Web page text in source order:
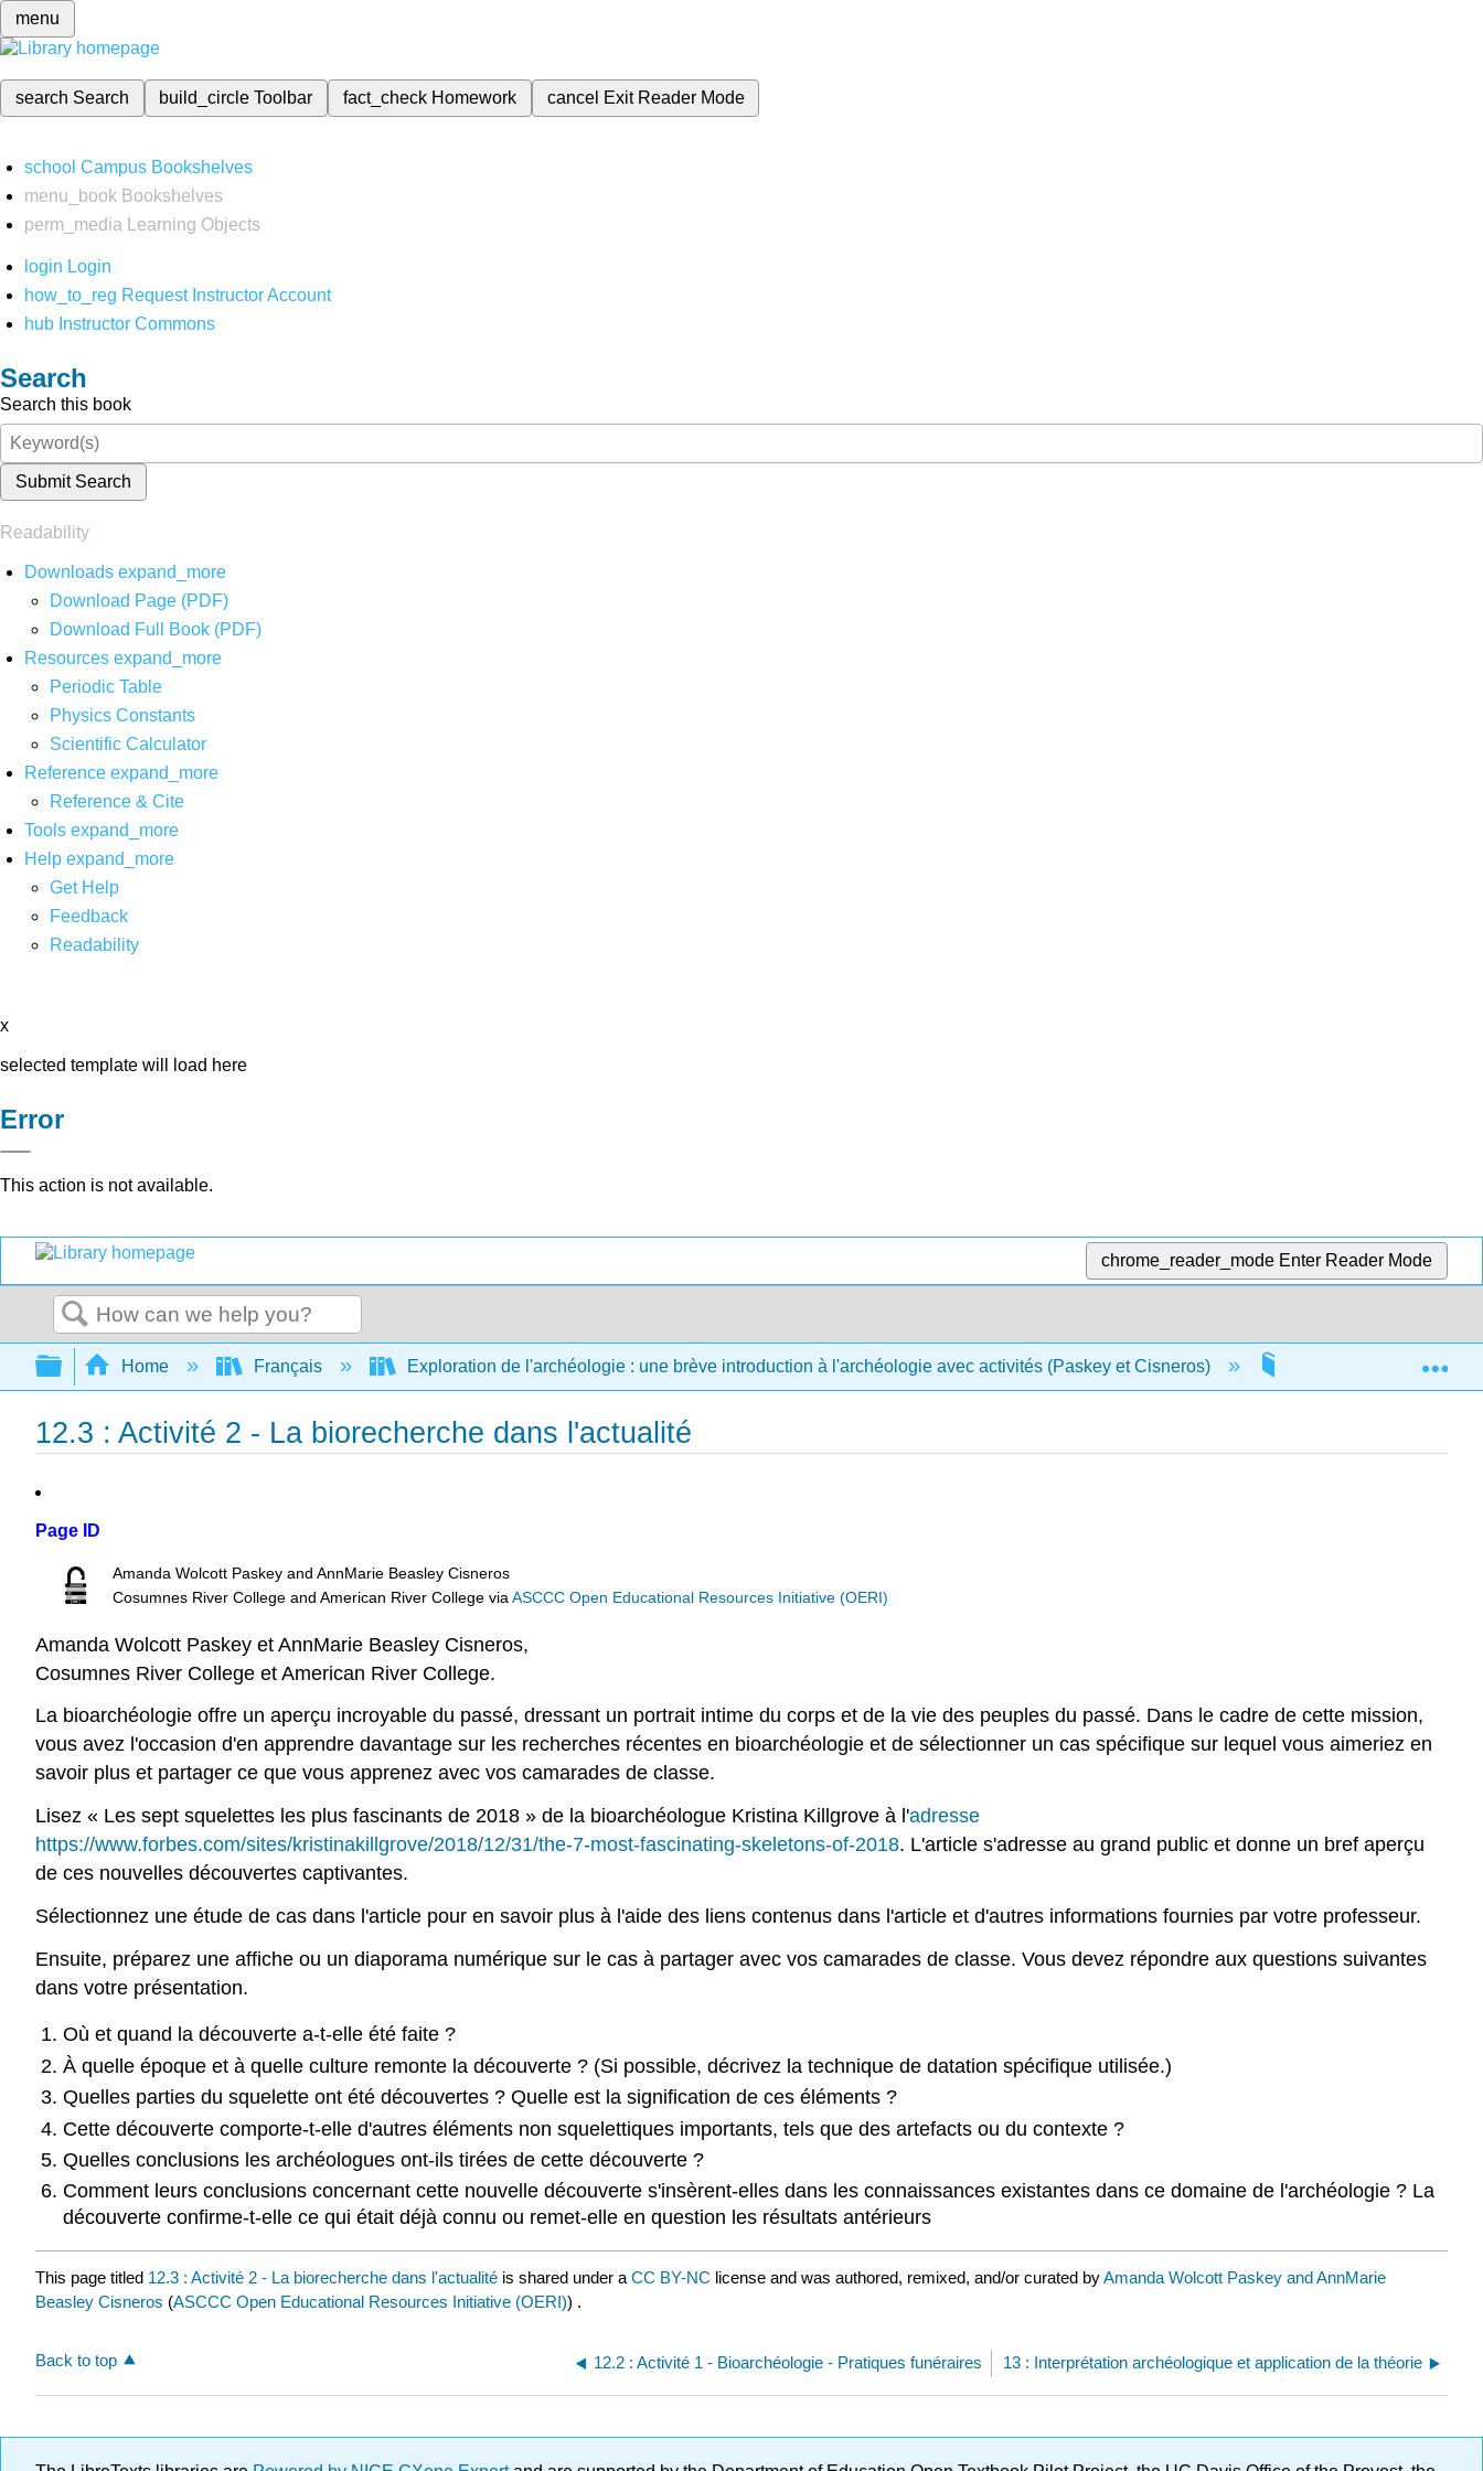
menu
search Search build_circleToolbar fact_check Homework cancel Exit Reader Mode
school Campus Bookshelves
menu_book Bookshelves
perm_media
Learning Objects
login Login
how_to_reg Request Instructor Account
hub Instructor Commons
Search
Search this book
Submit Search
Readability
Downloads expand_more
Download Page (PDF)
Download Full Book (PDF)
Resources expand_more
Periodic Table
Physics Constants
Scientific Calculator
Reference expand_more
Reference & Cite
Tools expand_more
Help expand_more
Get Help
Feedback
Readability
x
selected template will load here
Error
This action is not available.
chrome_reader_mode Enter Reader Mode
Search
Expand/collapse global hierarchy
Home Français Exploration de l'archéologie : une brève introduction à l'archéologie avec activités (Paskey et Cisneros) 12 : Bioarchéologie
12.3 : Activité 2 - La biorecherche dans l'actualité
Page ID
Amanda Wolcott Paskey and AnnMarie Beasley Cisneros
Cosumnes River College and American River College viaASCCC Open Educational Resources Initiative (OERI)
Amanda Wolcott Paskey et AnnMarie Beasley Cisneros,
Cosumnes River College et American River College.
La bioarchéologie offre un aperçu incroyable du passé, dressant un portrait intime du corps et de la vie des peuples du passé. Dans le cadre de cette mission,
vous avez l'occasion d'en apprendre davantage sur les recherches récentes en bioarchéologie et de sélectionner un cas spécifique sur lequel vous aimeriez en
savoir plus et partager ce que vous apprenez avec vos camarades de classe.
Lisez « Les sept squelettes les plus fascinants de 2018 » de la bioarchéologue Kristina Killgrove à l'adresse
https://www.forbes.com/sites/kristinakillgrove/2018/12/31/the-7-most-fascinating-skeletons-of-2018. L'article s'adresse au grand public et donne un bref aperçu
de ces nouvelles découvertes captivantes.
Sélectionnez une étude de cas dans l'article pour en savoir plus à l'aide des liens contenus dans l'article et d'autres informations fournies par votre professeur.
Ensuite, préparez une affiche ou un diaporama numérique sur le cas à partager avec vos camarades de classe. Vous devez répondre aux questions suivantes
dans votre présentation.
Où et quand la découverte a-t-elle été faite ?
À quelle époque et à quelle culture remonte la découverte ? (Si possible, décrivez la technique de datation spécifique utilisée.)
Quelles parties du squelette ont été découvertes ? Quelle est la signification de ces éléments ?
Cette découverte comporte-t-elle d'autres éléments non squelettiques importants, tels que des artefacts ou du contexte ?
Quelles conclusions les archéologues ont-ils tirées de cette découverte ?
Comment leurs conclusions concernant cette nouvelle découverte s'insèrent-elles dans les connaissances existantes dans ce domaine de l'archéologie ? La
découverte confirme-t-elle ce qui était déjà connu ou remet-elle en question les résultats antérieurs
This page titled 12.3 : Activité 2 - La biorecherche dans l'actualité is shared under a CC BY-NC license and was authored, remixed, and/or curated byAmanda Wolcott Paskey and AnnMarie
Beasley Cisneros (ASCCC Open Educational Resources Initiative (OERI)) .
Back to top 12.2 : Activité 1 - Bioarchéologie - Pratiques funéraires 13 : Interprétation archéologique et application de la théorie